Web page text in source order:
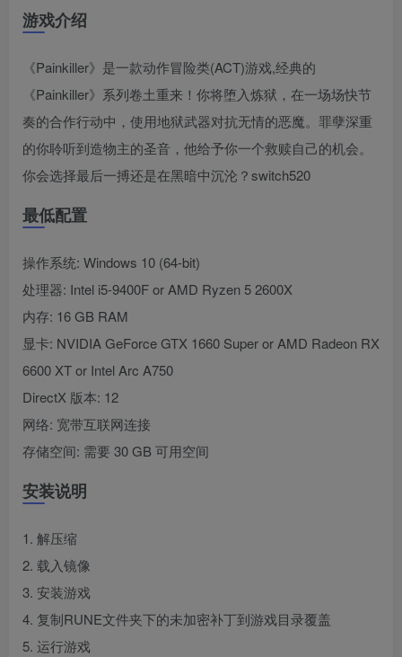
游戏介绍
《Painkiller》是一款动作冒险类(ACT)游戏,经典的
《Painkiller》系列卷土重来！你将堕入炼狱，在一场场快节
奏的合作行动中，使用地狱武器对抗无情的恶魔。罪孽深重
的你聆听到造物主的圣音，他给予你一个救赎自己的机会。
你会选择最后一搏还是在黑暗中沉沦？switch520
最低配置
操作系统: Windows 10 (64-bit)
处理器: Intel i5-9400F or AMD Ryzen 5 2600X
内存: 16 GB RAM
显卡: NVIDIA GeForce GTX 1660 Super or AMD Radeon RX
6600 XT or Intel Arc A750
DirectX 版本: 12
网络: 宽带互联网连接
存储空间: 需要 30 GB 可用空间
安装说明
1. 解压缩
2. 载入镜像
3. 安装游戏
4. 复制RUNE文件夹下的未加密补丁到游戏目录覆盖
5. 运行游戏